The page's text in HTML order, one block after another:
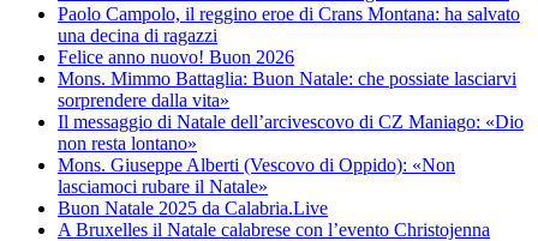
Paolo Campolo, il reggino eroe di Crans Montana: ha salvato
una decina di ragazzi
Felice anno nuovo! Buon 2026
Mons. Mimmo Battaglia: Buon Natale: che possiate lasciarvi
sorprendere dalla vita»
Il messaggio di Natale dell’arcivescovo di CZ Maniago: «Dio
non resta lontano»
Mons. Giuseppe Alberti (Vescovo di Oppido): «Non
lasciamoci rubare il Natale»
Buon Natale 2025 da Calabria.Live
A Bruxelles il Natale calabrese con l’evento Christojenna